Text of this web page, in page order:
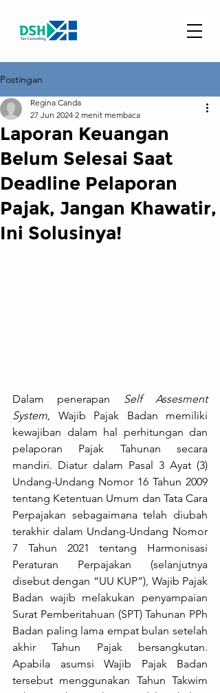
Postingan
Laporan Keuangan
Belum Selesai Saat
Deadline Pelaporan
Pajak, Jangan Khawatir,
Ini Solusinya!
Regina Canda
27 Jun 2024 2 menit membaca
Dalam penerapan Self Assesment
System, Wajib Pajak Badan memiliki
kewajiban dalam hal perhitungan dan
pelaporan Pajak Tahunan secara
mandiri. Diatur dalam Pasal 3 Ayat (3)
Undang-Undang Nomor 16 Tahun 2009
tentang Ketentuan Umum dan Tata Cara
Perpajakan sebagaimana telah diubah
terakhir dalam Undang-Undang Nomor
7 Tahun 2021 tentang Harmonisasi
Peraturan Perpajakan (selanjutnya
disebut dengan “UU KUP”), Wajib Pajak
Badan wajib melakukan penyampaian
Surat Pemberitahuan (SPT) Tahunan PPh
Badan paling lama empat bulan setelah
akhir Tahun Pajak bersangkutan.
Apabila asumsi Wajib Pajak Badan
tersebut menggunakan Tahun Takwim